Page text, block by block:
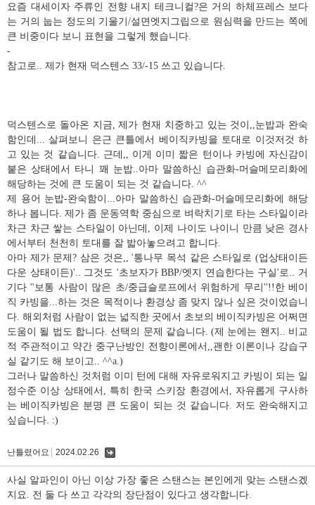
요즘 대세이자 주류인 전향 내지 테크니컬?은 거의 하체프레스 보다
는 거의 눕는 정도의 기울기/설면엣지그립으로 원심력을 만드는 쪽에
큰 비중이다 보니 표현을 그렇게 했습니다.
-
참고로.. 제가 현재 덕스텐스 33/-15 쓰고 있습니다.
덕스텐스로 돌아온 지금, 제가 현재 치중하고 있는 것이,,눈밥과 완숙
함인데... 살펴보니 은근 큰틀에서 베이직카빙을 토대로 이것저것 하
고 있는 것 같습니다. 근데,, 이게 이미 짧은 턴이나 카빙에 자신감이
붙은 상태에서 타니 꽤 눈밥..아마 말씀하신 습관화-머슬메모리화에
해당하는 것에 큰 도움이 되는 것 같습니다. ^^
제 용어 눈밥-완숙함이...아마 말씀하신 습관화-머슬메모리화에 해당
하나 봅니다. 제가 좀 운동역학 중심으로 벼락치기로 타는 스타일이라
차근 차근 쌓는 스타일이 아닌데, 이제 나이도 나이니 만큼 낮은 경사
에서부터 천천히 토대를 잘 밟아놓으려고 합니다.
아마 제가 문제? 삼은 것은,, '통나무 목석 같은 스타일로 (업상태이든
다운 상태이든)'.. 그것도 '초보자가 BBP/엣지 연습한다는 구실'로.. 거
기다 ''보통 사람이 많은 초/중급슬로프에서 위험하게 무리''!!한 베이
직 카빙을...하는 것은 목적이나 환경상 좀 맞지 않나 싶은 것이었습니
다. 해외처럼 사람이 없는 넓직한 곳에서 초보의 베이직카빙은 어쩌면
도움이 될 법도 합니다. 선택의 문제 같습니다. (제 눈에는 왠지.. 비교
적 주관적이고 약간 중구난방인 전향이론에서,,괜한 이론이나 강습구
실 같기도 해 보이고.. ^^a.)
그러나 말씀하신 것처럼 이미 턴에 대해 자유로워지고 카빙이 되는 일
정수준 이상 상태에서, 특히 한국 스키장 환경에서, 자유롭게 구사하
는 베이직카빙은 분명 큰 도움이 되는 것 같습니다. 저도 완숙해지고
싶습니다. :)
난틀렸어요 2024.02.26
사실 알파인이 아닌 이상 가장 좋은 스탠스는 본인에게 맞는 스탠스겠
지요. 전 둘 다 쓰고 각각의 장단점이 있다고 생각합니다.